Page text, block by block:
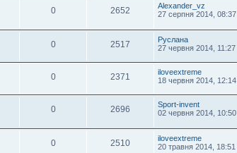
0 2652
Alexander_vz
27 серпня 2014, 08:37
0 2517
Руслана
27 червня 2014, 11:27
0 2371
iloveextreme
18 червня 2014, 12:14
0 2696
Sport-invent
02 червня 2014, 10:50
0 2510
iloveextreme
20 травня 2014, 18:51